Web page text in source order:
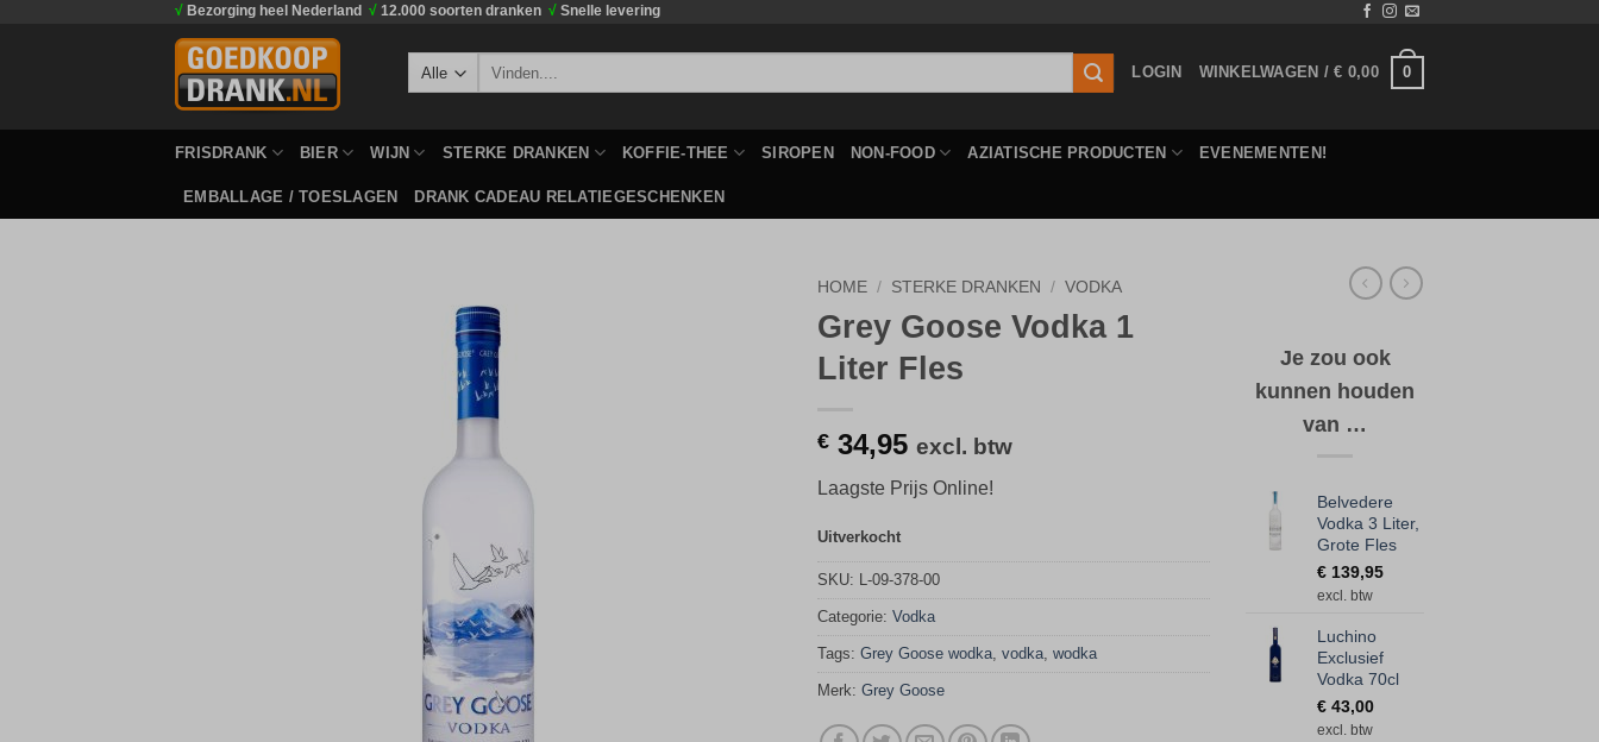
√ Bezorging heel Nederland √ 12.000 soorten dranken √ Snelle levering
LOGIN WINKELWAGEN /€ 0,00 0
FRISDRANK BIER WIJN STERKE DRANKEN KOFFIE-THEE SIROPEN NON-FOOD AZIATISCHE PRODUCTEN EVENEMENTEN!
EMBALLAGE / TOESLAGEN DRANK CADEAU RELATIEGESCHENKEN
HOME / STERKE DRANKEN / VODKA
Grey Goose Vodka 1
Liter Fles
€ 34,95 excl. btw
Laagste Prijs Online!
Uitverkocht
SKU: L-09-378-00
Categorie: Vodka
Tags: Grey Goose wodka, vodka, wodka
Merk: Grey Goose
Je zou ook
kunnen houden
van …
Belvedere
Vodka 3 Liter,
Grote Fles
€ 139,95
excl. btw
Luchino
Exclusief
Vodka 70cl
€ 43,00
excl. btw